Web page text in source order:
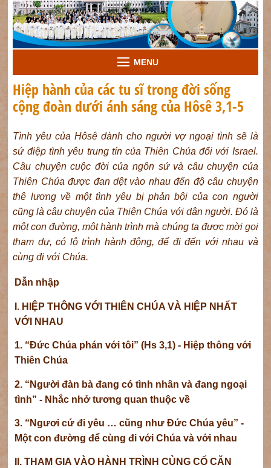
MENU
Hiệp hành của các tu sĩ trong đời sống
cộng đoàn dưới ánh sáng của Hôsê 3,1-5
Tình yêu của Hôsê dành cho người vợ ngoại tình sẽ là
sứ điệp tình yêu trung tín của Thiên Chúa đối với Israel.
Câu chuyện cuộc đời của ngôn sứ và câu chuyện của
Thiên Chúa được đan dệt vào nhau đến độ câu chuyện
thê lương về một tình yêu bị phản bội của con người
cũng là câu chuyện của Thiên Chúa với dân người. Đó là
một con đường, một hành trình mà chúng ta được mời gọi
tham dự, có lộ trình hành động, để đi đến với nhau và
cùng đi với Chúa.
Dẫn nhập
I. HIỆP THÔNG VỚI THIÊN CHÚA VÀ HIỆP NHẤT
VỚI NHAU
1. “Đức Chúa phán với tôi” (Hs 3,1) - Hiệp thông với
Thiên Chúa
2. “Người đàn bà đang có tình nhân và đang ngoại
tình” - Nhắc nhở tương quan thuộc về
3. “Ngươi cứ đi yêu … cũng như Đức Chúa yêu” -
Một con đường để cùng đi với Chúa và với nhau
II. THAM GIA VÀO HÀNH TRÌNH CỦNG CỐ CĂN